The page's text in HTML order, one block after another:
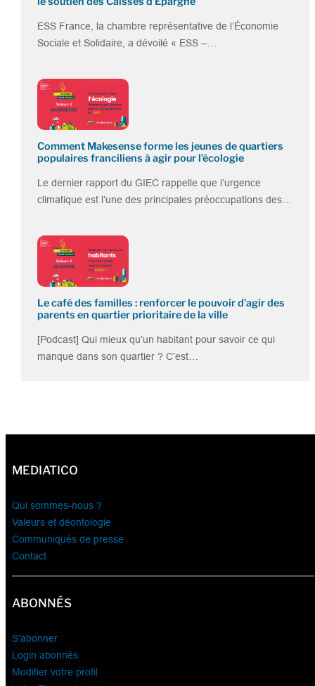
ESS France, la chambre représentative de l’Économie
Sociale et Solidaire, a dévoilé « ESS –…
Comment Makesense forme les jeunes de quartiers
populaires franciliens à agir pour l’écologie
Le dernier rapport du GIEC rappelle que l’urgence
climatique est l’une des principales préoccupations des…
Le café des familles : renforcer le pouvoir d’agir des
parents en quartier prioritaire de la ville
[Podcast] Qui mieux qu’un habitant pour savoir ce qui
manque dans son quartier ? C’est…
MEDIATICO
Qui sommes-nous ?
Valeurs et déontologie
Communiqués de presse
Contact
ABONNÉS
S’abonner
Login abonnés
Modifier votre profil